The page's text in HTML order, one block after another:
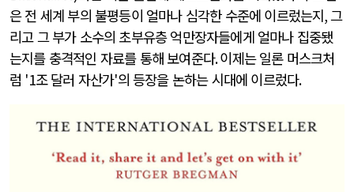
은 전 세계 부의 불평등이 얼마나 심각한 수준에 이르렀는지,그
리고 그 부가 소수의 초부유층 억만장자들에게 얼마나 집중됐
는지를 충격적인 자료를 통해 보여준다.이제는 일론 머스크처
럼 '1조 달러 자산가'의 등장을 논하는 시대에 이르렀다.